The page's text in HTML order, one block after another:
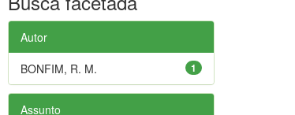
Autor
1
BONFIM, R. M.
Assunto